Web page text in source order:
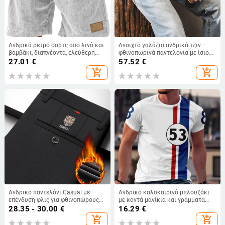
Ανδρικά ρετρό σορτς από λινό και
βαμβάκι, διαπνέοντα, ελεύθερη
γραμμή, ίσια κοπή, καλοκαίρι 2025
27.01 €
add_shopping_cart
Ανοιχτό γαλάζιο ανδρικά τζιν –
φθινοπωρινά παντελόνια με ίσιο
κόψιμο, casual
57.52 €
add_shopping_cart
Ανδρικό παντελόνι Casual με
επένδυση φλις για φθινοπώρους
και χειμώνα, ίσιο, ελαστικό, με
κέντημα Tiger Head, κορεάτικο
στυλ, με τετράπλευρο σχέδιο, για
28.35 - 30.00 €
add_shopping_cart
Ανδρικό καλοκαιρινό μπλουζάκι
με κοντά μανίκια και γράμματα
Cross-Border Aliexpress Amazon
16.29 €
add_shopping_cart